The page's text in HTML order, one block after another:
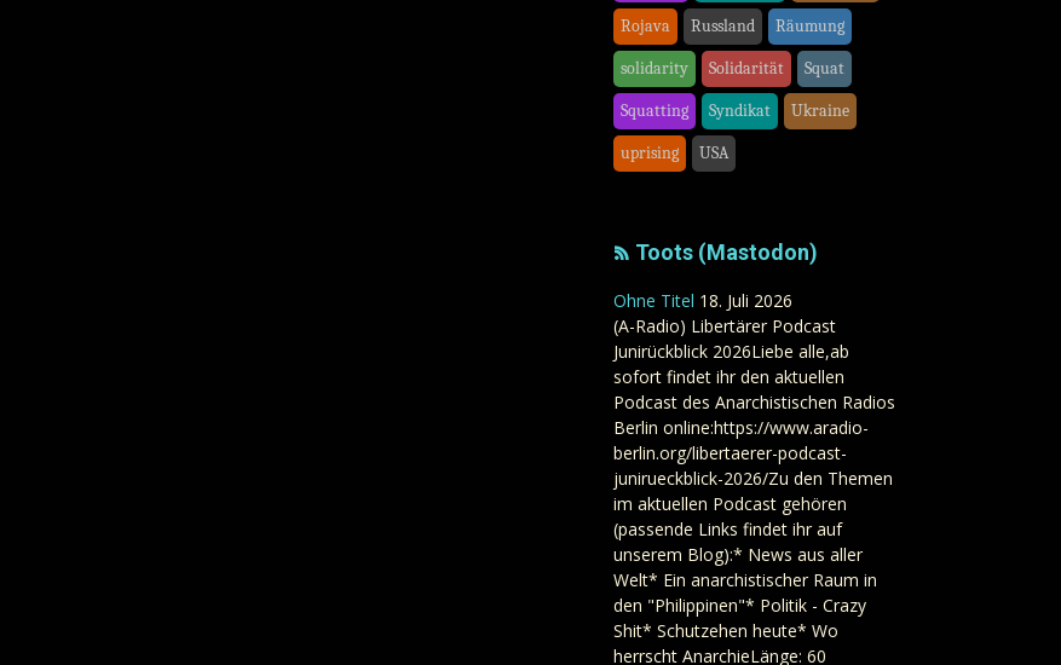
Rojava Russland Räumung
solidarity Solidarität Squat
Squatting Syndikat Ukraine
uprising USA
Toots (Mastodon)
Ohne Titel 18. Juli 2026
(A-Radio) Libertärer Podcast
Junirückblick 2026Liebe alle,ab
sofort findet ihr den aktuellen
Podcast des Anarchistischen Radios
Berlin online:https://www.aradio-
berlin.org/libertaerer-podcast-
junirueckblick-2026/Zu den Themen
im aktuellen Podcast gehören
(passende Links findet ihr auf
unserem Blog):* News aus aller
Welt* Ein anarchistischer Raum in
den "Philippinen"* Politik - Crazy
Shit* Schutzehen heute* Wo
herrscht AnarchieLänge: 60